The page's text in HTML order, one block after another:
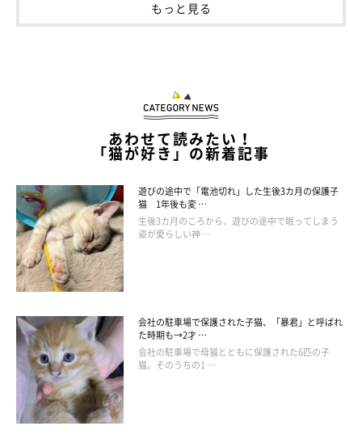
@okappan
お気に入りの場所で、大好きな飼い主さんにナデナデされるきん
もっと見る
あわせて読みたい！
「猫が好き」の新着記事
遊びの途中で「電池切れ」した生後3カ月の保護子
猫 1年後も変 …
生後3カ月のころから、遊びの途中で眠ってしまう
姿が愛らしい神 …
会社の駐車場で保護された子猫、「暴君」と呼ばれ
た時期も→2才 …
会社の駐車場で母猫とともに保護された6匹の子
猫。そのうちの1 …